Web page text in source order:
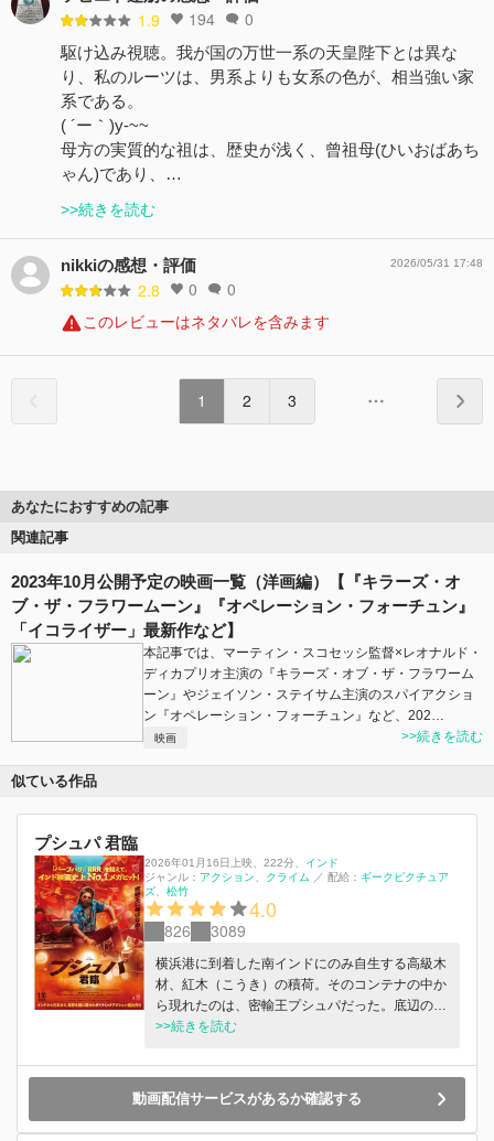
1.9 194 0
駆け込み視聴。我が国の万世一系の天皇陛下とは異な
り、私のルーツは、男系よりも女系の色が、相当強い家
系である。
( ´ー｀)y-~~
母方の実質的な祖は、歴史が浅く、曾祖母(ひいおばあち
ゃん)であり、…
>>続きを読む
nikkiの感想・評価
2.8 0 0
2026/05/31 17:48
このレビューはネタバレを含みます
1 2 3
あなたにおすすめの記事
関連記事
2023年10月公開予定の映画一覧（洋画編）【『キラーズ・オ
ブ・ザ・フラワームーン』『オペレーション・フォーチュン』
「イコライザー」最新作など】
本記事では、マーティン・スコセッシ監督×レオナルド・
ディカプリオ主演の『キラーズ・オブ・ザ・フラワーム
ーン』やジェイソン・ステイサム主演のスパイアクショ
ン『オペレーション・フォーチュン』など、202…
映画 >>続きを読む
似ている作品
プシュパ 君臨
2026年01月16日上映 222分
インド
ジャンル： アクション クライム ／ 配給： ギークピクチュア
ズ
松竹
4.0
826 3089
横浜港に到着した南インドにのみ自生する高級木
材、紅木（こうき）の積荷。そのコンテナの中か
ら現れたのは、密輸王プシュパだった。底辺の労
働者から密輸組織の頂点まで成り上がったプシュ
中枢へと支配を広げていく。一方、かつて屈辱を
与えられた警視シェーカーワトは復讐に燃え、プ
シュパを徹底的に潰そうと動き出す。やがて、警
察や政府を巻き込んだ三つ巴の抗争が始ま
>>続きを読む
動画配信サービスがあるか確認する